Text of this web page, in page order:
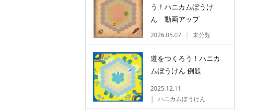
う！ハニカムぼうけ
ん 動画アップ
2026.05.07 未分類
道をつくろう！ハニカ
ムぼうけん 例題
2025.12.11
ハニカムぼうけん